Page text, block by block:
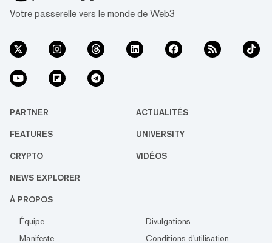
Votre passerelle vers le monde de Web3
PARTNER ACTUALITÉS
FEATURES UNIVERSITY
CRYPTO VIDÉOS
NEWS EXPLORER
À PROPOS
Équipe
Divulgations
Manifeste
Conditions d'utilisation